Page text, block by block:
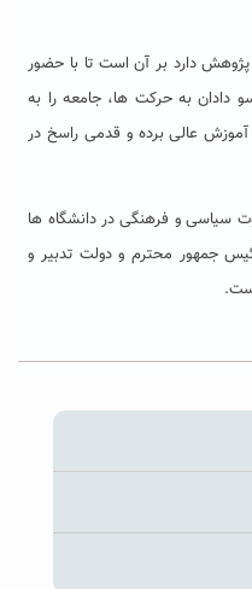
دارد بر آن است تا با حضور
دادان به حرکت ها، جامعه را به
عالی برده و قدمی راسخ در
سیاسی و فرهنگی در دانشگاه ها
جمهور محترم و دولت تدبیر و